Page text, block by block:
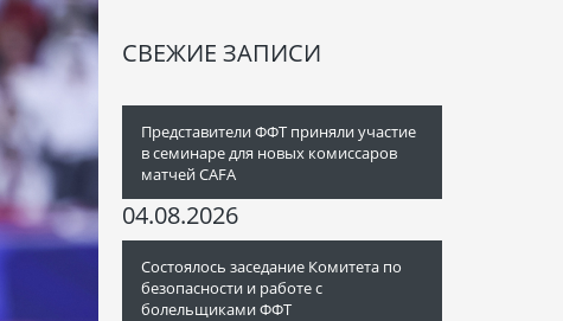
СВЕЖИЕ ЗАПИСИ
Представители ФФТ приняли участие
в семинаре для новых комиссаров
матчей CAFA
04.08.2026
Состоялось заседание Комитета по
безопасности и работе с
болельщиками ФФТ